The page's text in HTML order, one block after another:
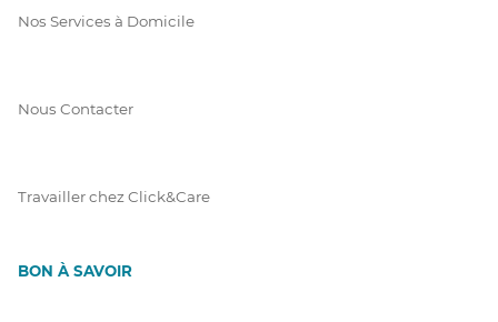
Nos Services à Domicile
Nous Contacter
Travailler chez Click&Care
BON À SAVOIR